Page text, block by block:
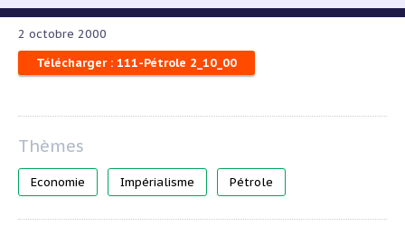
2 octobre 2000
Télécharger : 111-Pétrole 2_10_00
Economie Impérialisme Pétrole